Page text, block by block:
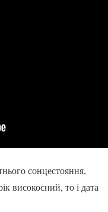
сонцестояння,
високосний, то і дата